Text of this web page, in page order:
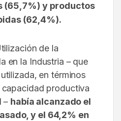
(65,7%) y productos
(62,4%).
de la
en la Industria – que
en términos
productiva
– había alcanzado el
y el 64,2% en